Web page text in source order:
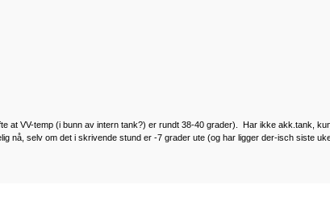
at VV-temp (i bunn av intern tank?) er rundt 38-40 grader). Har ikke akk.tank,
nå, selv om det i skrivende stund er -7 grader ute (og har ligger der-isch siste